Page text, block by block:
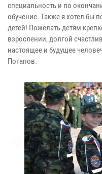
специальность и по
обучение. Также я хотел бы
детей! Пожелать детям
взрослении, долгой
настоящее и будущее
Потапов.